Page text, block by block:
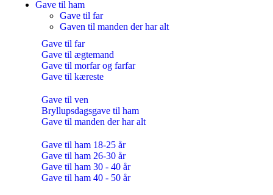
Gave til ham
Gave til far
Gaven til manden der har alt
Gave til far
Gave til ægtemand
Gave til morfar og farfar
Gave til kæreste
Gave til ven
Bryllupsdagsgave til ham
Gave til manden der har alt
Gave til ham 18-25 år
Gave til ham 26-30 år
Gave til ham 30 - 40 år
Gave til ham 40 - 50 år